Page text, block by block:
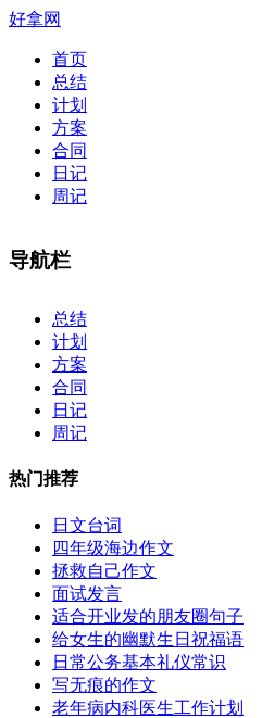
好拿网
首页
总结
计划
方案
合同
日记
周记
导航栏
总结
计划
方案
合同
日记
周记
热门推荐
日文台词
四年级海边作文
拯救自己作文
面试发言
适合开业发的朋友圈句子
给女生的幽默生日祝福语
日常公务基本礼仪常识
写无痕的作文
老年病内科医生工作计划